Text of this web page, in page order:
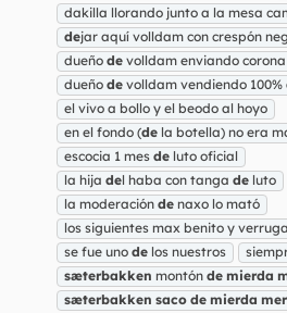
dakilla llorando junto a la mesa
dejar aquí volldam con crespón
dueño de volldam enviando
dueño de volldam vendiendo 100%
el vivo a bollo y el beodo al hoyo
en el fondo (de la botella) no era
escocia 1 mes de luto oficial
la hija del haba con tanga de luto
la moderación de naxo lo mató
los siguientes max benito y
se fue uno de los nuestros
sæterbakken montón de mierda
sæterbakken saco de mierda